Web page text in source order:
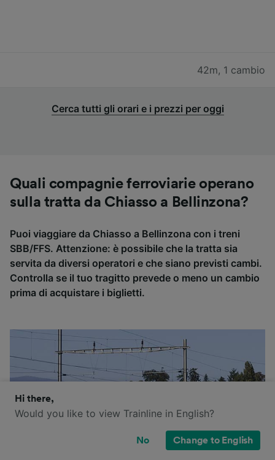
42m, 1 cambio
Cerca tutti gli orari e i prezzi per oggi
Quali compagnie ferroviarie operano
sulla tratta da Chiasso a Bellinzona?
Puoi viaggiare da Chiasso a Bellinzona con i treni
SBB/FFS. Attenzione: è possibile che la tratta sia
servita da diversi operatori e che siano previsti cambi.
Controlla se il tuo tragitto prevede o meno un cambio
prima di acquistare i biglietti.
Hi there,
Would you like to view Trainline in English?
No Change to English